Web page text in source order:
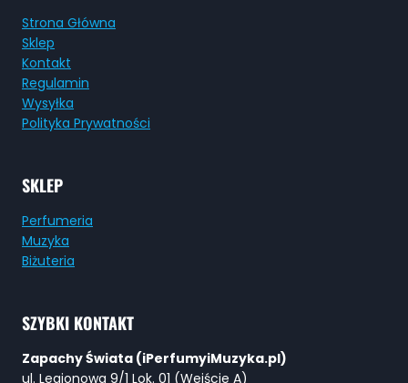
Strona Główna
Sklep
Kontakt
Regulamin
Wysyłka
Polityka Prywatności
SKLEP
Perfumeria
Muzyka
Biżuteria
SZYBKI KONTAKT
Zapachy Świata (iPerfumyiMuzyka.pl)
ul. Legionowa 9/1 Lok. 01 (Wejście A)